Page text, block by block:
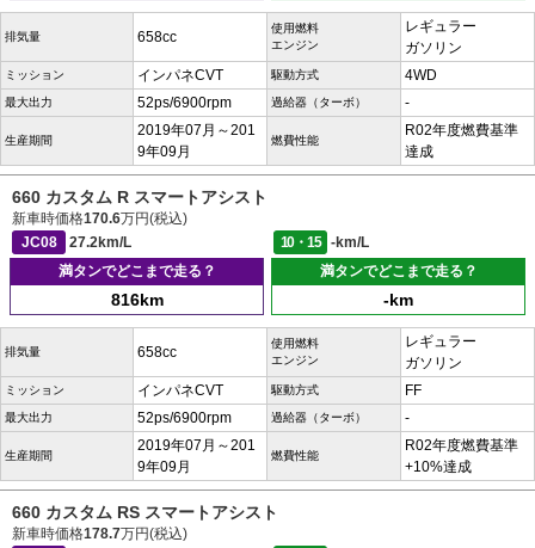
排気量 658cc
使用燃料
エンジン
レギュラー
ガソリン
ミッション インパネCVT 駆動方式 4WD
最大出力 52ps/6900rpm 過給器（ターボ） -
生産期間
2019年07月～201
9年09月
燃費性能
R02年度燃費基準
達成
660 カスタム R スマートアシスト
新車時価格170.6万円(税込)
JC08
27.2km/L 10・15
-km/L
満タンでどこまで走る？
816km
満タンでどこまで走る？
-km
排気量 658cc
使用燃料
エンジン
レギュラー
ガソリン
ミッション インパネCVT 駆動方式 FF
最大出力 52ps/6900rpm 過給器（ターボ） -
生産期間
2019年07月～201
9年09月
燃費性能
R02年度燃費基準
+10%達成
660 カスタム RS スマートアシスト
新車時価格178.7万円(税込)